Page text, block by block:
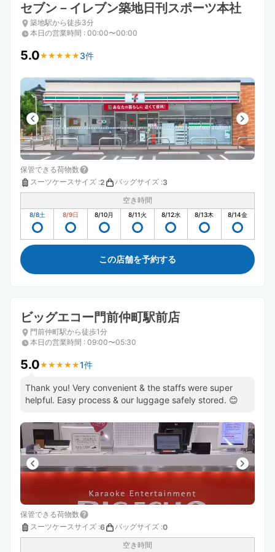
セブン－イレブン築地日刊スポーツ本社
築地駅から徒歩3分
本日の営業時間 : 00:00〜00:00
5.0★ ★ ★ ★ ★
★ ★ ★ ★ ★ 3件
保管できる荷物数
スーツケースサイズ :2 バッグサイズ :3
空き時間
8/8土 8/9日 8/10月 8/11火 8/12水 8/13木 8/14金
この店舗を予約する
ビッグエコー門前仲町駅前店
門前仲町駅から徒歩1分
本日の営業時間 : 09:00〜05:30
5.0★ ★ ★ ★ ★
★ ★ ★ ★ ★1件
Thank you! Very convenient & the staffs were super
helpful. Easy process & our luggage safely stored. 😊
保管できる荷物数
スーツケースサイズ :6 バッグサイズ :0
空き時間